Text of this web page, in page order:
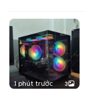
1 phút trước 3